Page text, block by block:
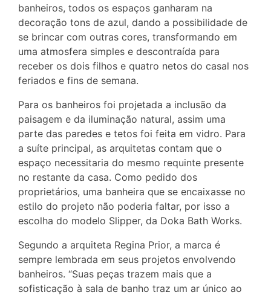
banheiros, todos os espaços ganharam na
decoração tons de azul, dando a possibilidade de
se brincar com outras cores, transformando em
uma atmosfera simples e descontraída para
receber os dois filhos e quatro netos do casal nos
feriados e fins de semana.
Para os banheiros foi projetada a inclusão da
paisagem e da iluminação natural, assim uma
parte das paredes e tetos foi feita em vidro. Para
a suíte principal, as arquitetas contam que o
espaço necessitaria do mesmo requinte presente
no restante da casa. Como pedido dos
proprietários, uma banheira que se encaixasse no
estilo do projeto não poderia faltar, por isso a
escolha do modelo Slipper, da Doka Bath Works.
Segundo a arquiteta Regina Prior, a marca é
sempre lembrada em seus projetos envolvendo
banheiros. “Suas peças trazem mais que a
sofisticação à sala de banho traz um ar único ao